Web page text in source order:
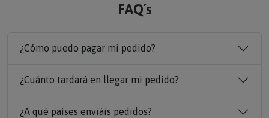
FAQ´s
¿Cómo puedo pagar mi pedido?
¿Cuánto tardará en llegar mi pedido?
¿A qué países enviáis pedidos?